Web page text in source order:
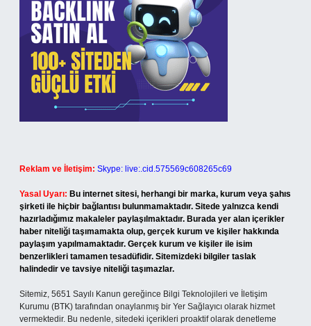
Reklam ve İletişim: Skype: live:.cid.575569c608265c69
Yasal Uyarı: Bu internet sitesi, herhangi bir marka, kurum veya şahıs
şirketi ile hiçbir bağlantısı bulunmamaktadır. Sitede yalnızca kendi
hazırladığımız makaleler paylaşılmaktadır. Burada yer alan içerikler
haber niteliği taşımamakta olup, gerçek kurum ve kişiler hakkında
paylaşım yapılmamaktadır. Gerçek kurum ve kişiler ile isim
benzerlikleri tamamen tesadüfidir. Sitemizdeki bilgiler taslak
halindedir ve tavsiye niteliği taşımazlar.
Sitemiz, 5651 Sayılı Kanun gereğince Bilgi Teknolojileri ve İletişim
Kurumu (BTK) tarafından onaylanmış bir Yer Sağlayıcı olarak hizmet
vermektedir. Bu nedenle, sitedeki içerikleri proaktif olarak denetleme